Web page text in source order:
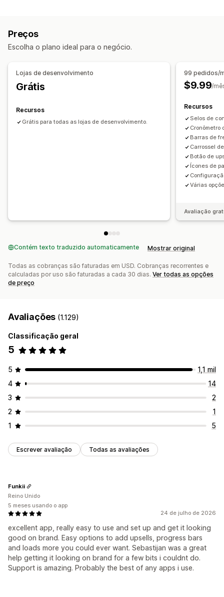
Timers de contagem regressiva
Recomendações de produtos
Compre mais, economize mais
Preços
Escolha o plano ideal para o negócio.
Lojas de desenvolvimento
Grátis
Recursos
Grátis para todas as lojas de desenvolvimento.
99 pedidos/
$9.99/
Recursos
Selos de
Cronômetro
Barras de
Carrossel
Botão de
Ícones de
Várias
Avaliação
Contém texto traduzido automaticamente Mostrar original
Todas as cobranças são faturadas em USD. Cobranças recorrentes e
calculadas por uso são faturadas a cada 30 dias. Ver todas as opções
de preço
Avaliações (1.129)
Classificação geral
5
5
1,1 mil
4
14
3
2
2
1
1
5
Escrever avaliação Todas as avaliações
24 de julho de 2026
excellent app, really easy to use and set up and get it looking
good on brand. Easy options to add upsells, progress bars
and loads more you could ever want. Sebastijan was a great
help getting it looking on brand for a few bits i couldnt do.
Support is amazing. Probably the best of any apps i use.
Funkii
Reino Unido
5 meses usando o app